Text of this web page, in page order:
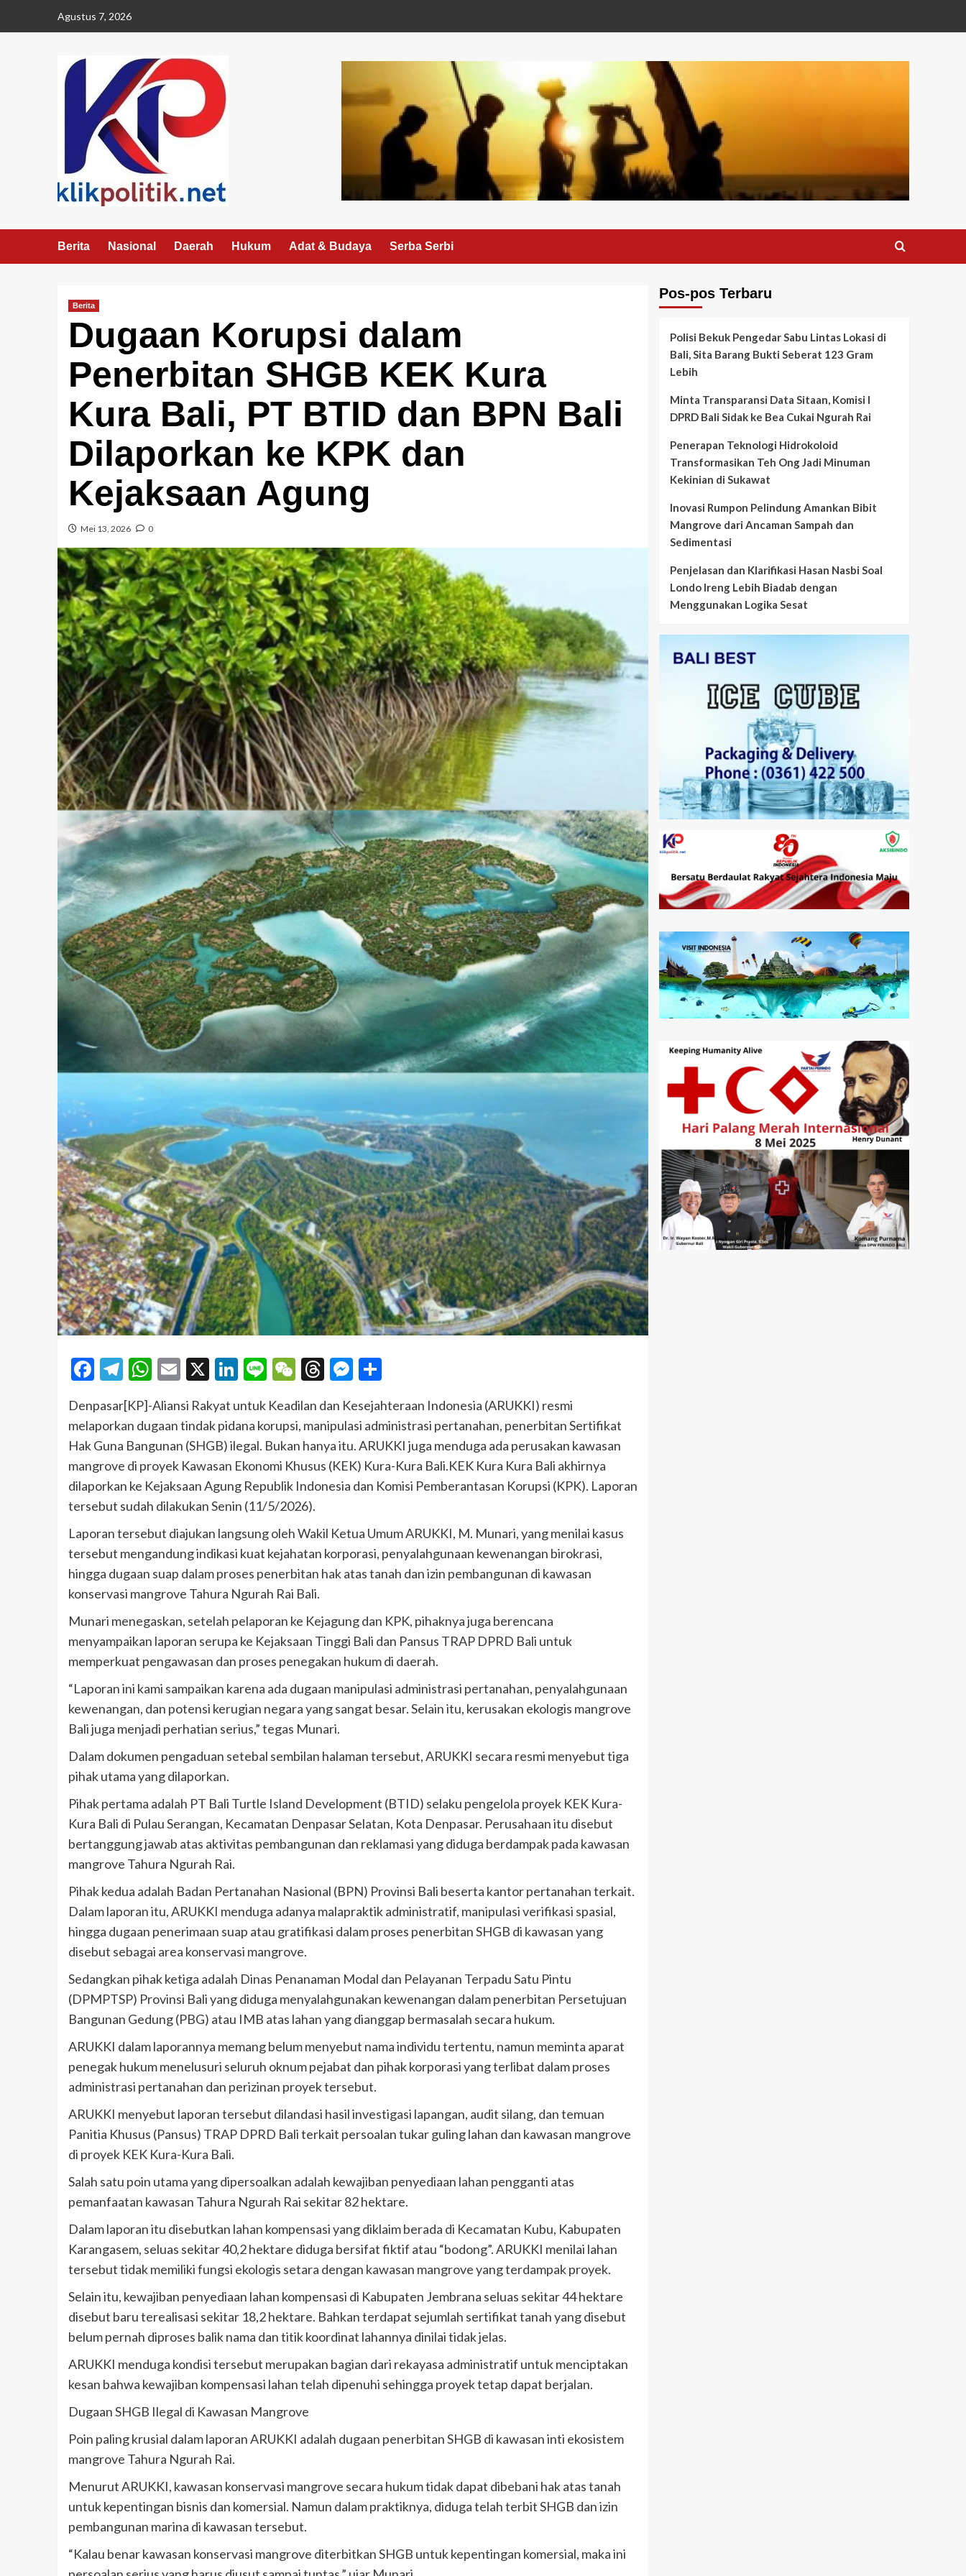
Agustus 7, 2026
Berita Nasional Daerah Hukum Adat & Budaya Serba Serbi
Berita
Dugaan Korupsi dalam
Penerbitan SHGB KEK Kura
Kura Bali, PT BTID dan BPN Bali
Dilaporkan ke KPK dan
Kejaksaan Agung
Mei 13, 2026 0
Facebook
Telegram
WhatsApp
Email
X LinkedIn
LineWeChat
Threads
Messenger
Share
Denpasar[KP]-Aliansi Rakyat untuk Keadilan dan Kesejahteraan Indonesia (ARUKKI) resmi
melaporkan dugaan tindak pidana korupsi, manipulasi administrasi pertanahan, penerbitan Sertifikat
Hak Guna Bangunan (SHGB) ilegal. Bukan hanya itu. ARUKKI juga menduga ada perusakan kawasan
mangrove di proyek Kawasan Ekonomi Khusus (KEK) Kura-Kura Bali.KEK Kura Kura Bali akhirnya
dilaporkan ke Kejaksaan Agung Republik Indonesia dan Komisi Pemberantasan Korupsi (KPK). Laporan
tersebut sudah dilakukan Senin (11/5/2026).
Laporan tersebut diajukan langsung oleh Wakil Ketua Umum ARUKKI, M. Munari, yang menilai kasus
tersebut mengandung indikasi kuat kejahatan korporasi, penyalahgunaan kewenangan birokrasi,
hingga dugaan suap dalam proses penerbitan hak atas tanah dan izin pembangunan di kawasan
konservasi mangrove Tahura Ngurah Rai Bali.
Munari menegaskan, setelah pelaporan ke Kejagung dan KPK, pihaknya juga berencana
menyampaikan laporan serupa ke Kejaksaan Tinggi Bali dan Pansus TRAP DPRD Bali untuk
memperkuat pengawasan dan proses penegakan hukum di daerah.
“Laporan ini kami sampaikan karena ada dugaan manipulasi administrasi pertanahan, penyalahgunaan
kewenangan, dan potensi kerugian negara yang sangat besar. Selain itu, kerusakan ekologis mangrove
Bali juga menjadi perhatian serius,” tegas Munari.
Dalam dokumen pengaduan setebal sembilan halaman tersebut, ARUKKI secara resmi menyebut tiga
pihak utama yang dilaporkan.
Pihak pertama adalah PT Bali Turtle Island Development (BTID) selaku pengelola proyek KEK Kura-
Kura Bali di Pulau Serangan, Kecamatan Denpasar Selatan, Kota Denpasar. Perusahaan itu disebut
bertanggung jawab atas aktivitas pembangunan dan reklamasi yang diduga berdampak pada kawasan
mangrove Tahura Ngurah Rai.
Pihak kedua adalah Badan Pertanahan Nasional (BPN) Provinsi Bali beserta kantor pertanahan terkait.
Dalam laporan itu, ARUKKI menduga adanya malapraktik administratif, manipulasi verifikasi spasial,
hingga dugaan penerimaan suap atau gratifikasi dalam proses penerbitan SHGB di kawasan yang
disebut sebagai area konservasi mangrove.
Sedangkan pihak ketiga adalah Dinas Penanaman Modal dan Pelayanan Terpadu Satu Pintu
(DPMPTSP) Provinsi Bali yang diduga menyalahgunakan kewenangan dalam penerbitan Persetujuan
Bangunan Gedung (PBG) atau IMB atas lahan yang dianggap bermasalah secara hukum.
ARUKKI dalam laporannya memang belum menyebut nama individu tertentu, namun meminta aparat
penegak hukum menelusuri seluruh oknum pejabat dan pihak korporasi yang terlibat dalam proses
administrasi pertanahan dan perizinan proyek tersebut.
ARUKKI menyebut laporan tersebut dilandasi hasil investigasi lapangan, audit silang, dan temuan
Panitia Khusus (Pansus) TRAP DPRD Bali terkait persoalan tukar guling lahan dan kawasan mangrove
di proyek KEK Kura-Kura Bali.
Salah satu poin utama yang dipersoalkan adalah kewajiban penyediaan lahan pengganti atas
pemanfaatan kawasan Tahura Ngurah Rai sekitar 82 hektare.
Dalam laporan itu disebutkan lahan kompensasi yang diklaim berada di Kecamatan Kubu, Kabupaten
Karangasem, seluas sekitar 40,2 hektare diduga bersifat fiktif atau “bodong”. ARUKKI menilai lahan
tersebut tidak memiliki fungsi ekologis setara dengan kawasan mangrove yang terdampak proyek.
Selain itu, kewajiban penyediaan lahan kompensasi di Kabupaten Jembrana seluas sekitar 44 hektare
disebut baru terealisasi sekitar 18,2 hektare. Bahkan terdapat sejumlah sertifikat tanah yang disebut
belum pernah diproses balik nama dan titik koordinat lahannya dinilai tidak jelas.
ARUKKI menduga kondisi tersebut merupakan bagian dari rekayasa administratif untuk menciptakan
kesan bahwa kewajiban kompensasi lahan telah dipenuhi sehingga proyek tetap dapat berjalan.
Dugaan SHGB Ilegal di Kawasan Mangrove
Poin paling krusial dalam laporan ARUKKI adalah dugaan penerbitan SHGB di kawasan inti ekosistem
mangrove Tahura Ngurah Rai.
Menurut ARUKKI, kawasan konservasi mangrove secara hukum tidak dapat dibebani hak atas tanah
untuk kepentingan bisnis dan komersial. Namun dalam praktiknya, diduga telah terbit SHGB dan izin
pembangunan marina di kawasan tersebut.
“Kalau benar kawasan konservasi mangrove diterbitkan SHGB untuk kepentingan komersial, maka ini
Pos-pos Terbaru
Polisi Bekuk Pengedar Sabu Lintas Lokasi di
Bali, Sita Barang Bukti Seberat 123 Gram
Lebih
Minta Transparansi Data Sitaan, Komisi I
DPRD Bali Sidak ke Bea Cukai Ngurah Rai
Penerapan Teknologi Hidrokoloid
Transformasikan Teh Ong Jadi Minuman
Kekinian di Sukawat
Inovasi Rumpon Pelindung Amankan Bibit
Mangrove dari Ancaman Sampah dan
Sedimentasi
Penjelasan dan Klarifikasi Hasan Nasbi Soal
Londo Ireng Lebih Biadab dengan
Menggunakan Logika Sesat